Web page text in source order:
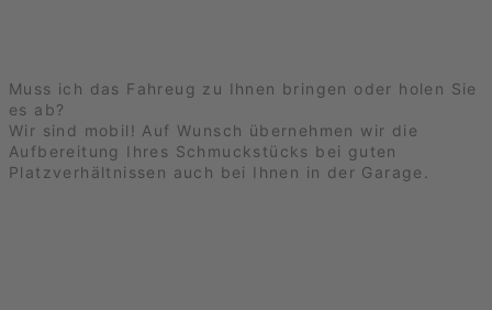
Muss ich das Fahreug zu Ihnen bringen oder holen Sie
es ab?
Wir sind mobil! Auf Wunsch übernehmen wir die
Aufbereitung Ihres Schmuckstücks bei guten
Platzverhältnissen auch bei Ihnen in der Garage.